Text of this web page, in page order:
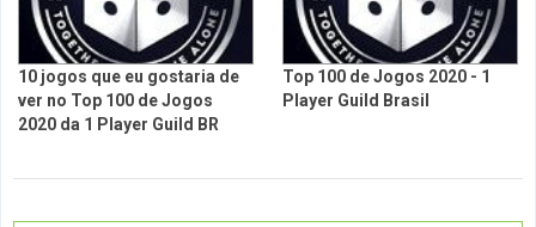
10 jogos que eu gostaria de
ver no Top 100 de Jogos
2020 da 1 Player Guild BR
Top 100 de Jogos 2020 - 1
Player Guild Brasil